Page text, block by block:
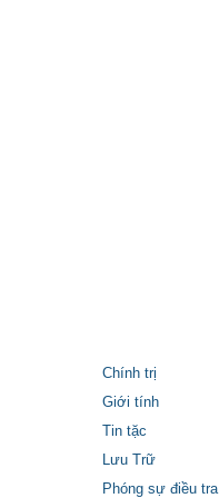
Chính trị
Giới tính
Tin tặc
Lưu Trữ
Phóng sự điều tra